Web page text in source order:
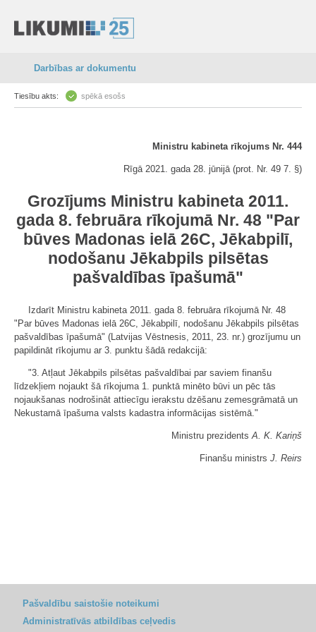
Darbības ar dokumentu
Tiesību akts: spēkā esošs
Ministru kabineta rīkojums Nr. 444
Rīgā 2021. gada 28. jūnijā (prot. Nr. 49 7. §)
Grozījums Ministru kabineta 2011.
gada 8. februāra rīkojumā Nr. 48 "Par
būves Madonas ielā 26C, Jēkabpilī,
nodošanu Jēkabpils pilsētas
pašvaldības īpašumā"
Izdarīt Ministru kabineta 2011. gada 8. februāra rīkojumā Nr. 48
"Par būves Madonas ielā 26C, Jēkabpilī, nodošanu Jēkabpils pilsētas
pašvaldības īpašumā" (Latvijas Vēstnesis, 2011, 23. nr.) grozījumu un
papildināt rīkojumu ar 3. punktu šādā redakcijā:
"3. Atļaut Jēkabpils pilsētas pašvaldībai par saviem finanšu
līdzekļiem nojaukt šā rīkojuma 1. punktā minēto būvi un pēc tās
nojaukšanas nodrošināt attiecīgu ierakstu dzēšanu zemesgrāmatā un
Nekustamā īpašuma valsts kadastra informācijas sistēmā."
Ministru prezidentsA. K. Kariņš
Finanšu ministrs J. Reirs
Pašvaldību saistošie noteikumi
Administratīvās atbildības ceļvedis